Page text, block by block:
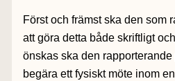
Först och främst ska den som
att göra detta både skriftligt
önskas ska den
begära ett fysiskt möte inom